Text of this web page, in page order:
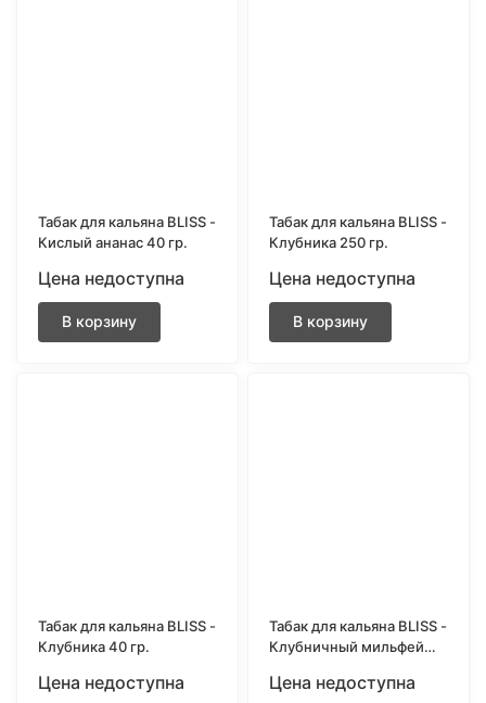
Табак для кальяна BLISS -
Кислый ананас 40 гр.
Цена недоступна
В корзину
Табак для кальяна BLISS -
Клубника 250 гр.
Цена недоступна
В корзину
Табак для кальяна BLISS -
Клубника 40 гр.
Цена недоступна
Табак для кальяна BLISS -
Клубничный мильфей
Цена недоступна